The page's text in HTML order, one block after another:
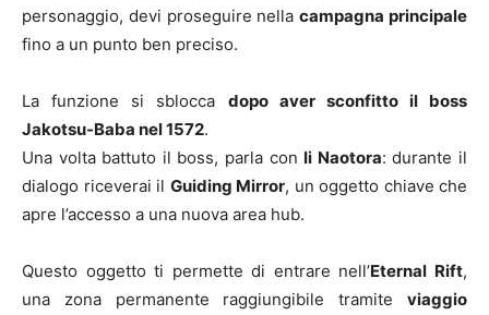
personaggio, devi proseguire nellacampagna principale
fino a un punto ben preciso.
La funzione si sblocca dopo aver sconfitto il boss
Jakotsu-Baba nel 1572.
Una volta battuto il boss, parla con Ii Naotora: durante il
dialogo riceverai il Guiding Mirror, un oggetto chiave che
apre l’accesso a una nuova area hub.
Questo oggetto ti permette di entrare nell’Eternal Rift,
una zona permanente raggiungibile tramite viaggio